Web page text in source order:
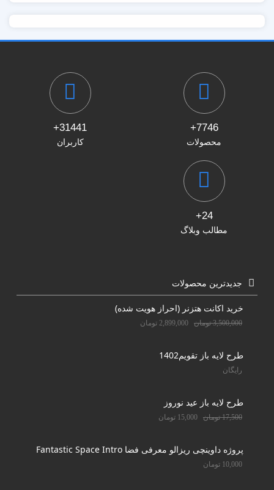
7746+
محصولات
31441+
کاربران
24+
مطالب وبلاگ
جدیدترین محصولات
خرید اکانت هتزنر (احراز هویت شده)
3,500,000 تومان 2,899,000 تومان
طرح لایه باز تقویم1402
رایگان
طرح لایه باز عید نوروز
17,500 تومان 15,000 تومان
پروژه داوینچی ریزالو معرفی فضا Fantastic Space Intro
10,000 تومان